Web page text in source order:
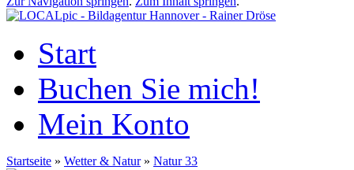
Start
Buchen Sie mich!
Mein Konto
Startseite » Wetter & Natur» Natur 33